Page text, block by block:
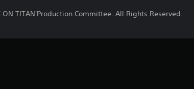
TITAN'Production Committee. All Rights Reserved.